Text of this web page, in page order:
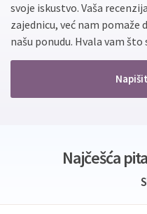
svoje iskustvo. Vaša
zajednicu, već nam
našu ponudu. Hvala vam
Najčešća